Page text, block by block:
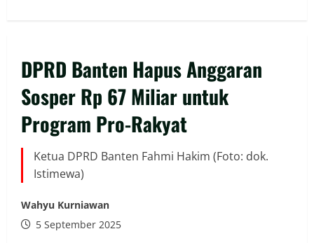
DPRD Banten Hapus Anggaran
Sosper Rp 67 Miliar untuk
Program Pro-Rakyat
Ketua DPRD Banten Fahmi Hakim (Foto: dok.
Istimewa)
Wahyu Kurniawan
5 September 2025